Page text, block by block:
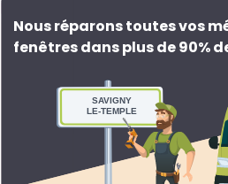
Nous réparons toutes vos
fenêtres dans plus de 90%
SAVIGNY
LE-TEMPLE